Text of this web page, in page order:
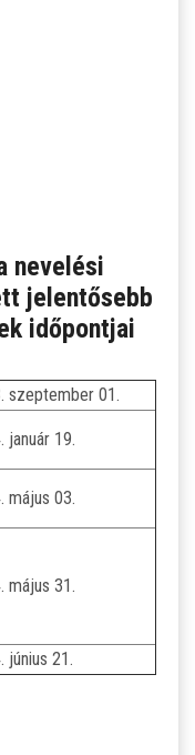
nevelési
jelentősebb
időpontjai
szeptember 01.
január 19.
május 03.
május 31.
június 21.